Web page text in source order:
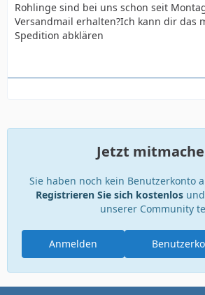
Rohlinge sind bei uns schon seit
Versandmail erhalten?Ich kann dir das
Spedition abklären
Jetzt
Sie haben noch kein Benutzerkonto
Registrieren Sie sich kostenlosund
unserer Community
Anmelden